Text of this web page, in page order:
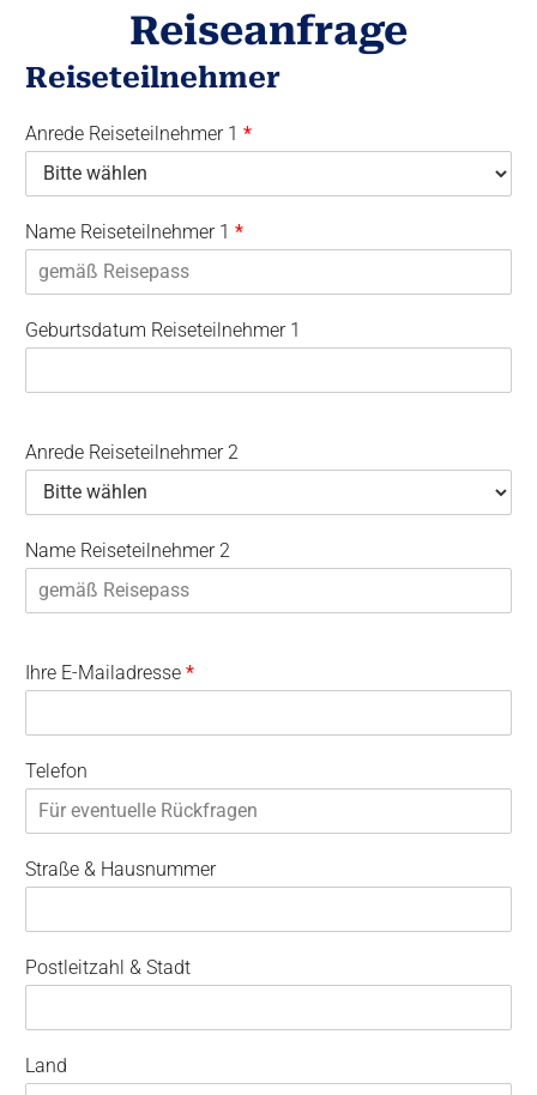
Reiseanfrage
Reiseteilnehmer
Anrede Reiseteilnehmer 1 *
Name Reiseteilnehmer 1 *
Geburtsdatum Reiseteilnehmer 1
Anrede Reiseteilnehmer 2
Name Reiseteilnehmer 2
Ihre E-Mailadresse *
Telefon
Straße & Hausnummer
Postleitzahl & Stadt
Land